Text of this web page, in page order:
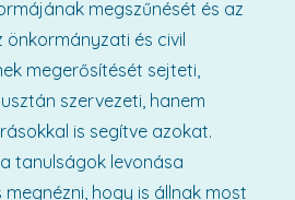
megszűnését és az
és civil
megerősítését sejteti,
szervezeti, hanem
is segítve azokat.
tanulságok levonása
hogy is állnak most